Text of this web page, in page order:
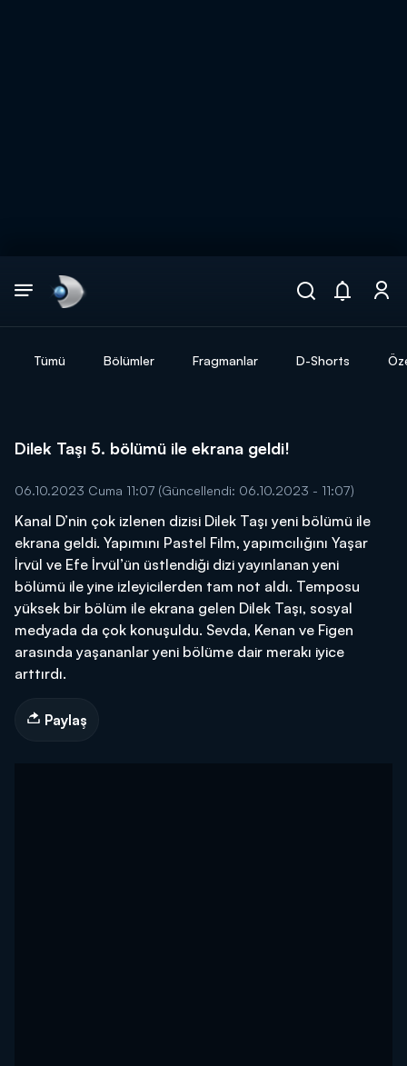
Tümü Bölümler Fragmanlar D-Shorts
Dilek Taşı 5. bölümü ile ekrana geldi!
06.10.2023 Cuma 11:07 (Güncellendi: 06.10.2023 - 11:07)
Kanal D’nin çok izlenen dizisi Dilek Taşı yeni bölümü ile
ekrana geldi. Yapımını Pastel Film, yapımcılığını Yaşar
İrvül ve Efe İrvül’ün üstlendiği dizi yayınlanan yeni
bölümü ile yine izleyicilerden tam not aldı. Temposu
yüksek bir bölüm ile ekrana gelen Dilek Taşı, sosyal
medyada da çok konuşuldu. Sevda, Kenan ve Figen
arasında yaşananlar yeni bölüme dair merakı iyice
arttırdı.
Paylaş